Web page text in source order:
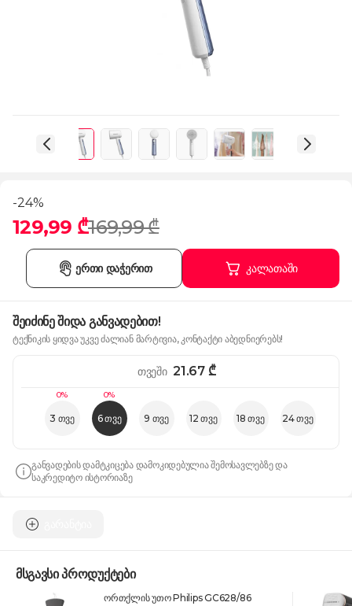
-24%
129,99 ₾169,99 ₾
კალათაში
ერთი დაჭერით
შეიძინე შიდა განვადებით!
ტექნიკის ყიდვა უკვე ძალიან მარტივია, კონტაქტი აბედნიერებს!
0%
3 თვე
0%
6 თვე 9 თვე 12 თვე 18 თვე 24 თვე
თვეში 21.67 ₾
განვადების დამტკიცება დამოკიდებულია შემოსავლებზე და
საკრედიტო ისტორიაზე
მსგავსი პროდუქტები
ორთქლის უთო Philips GC628/86